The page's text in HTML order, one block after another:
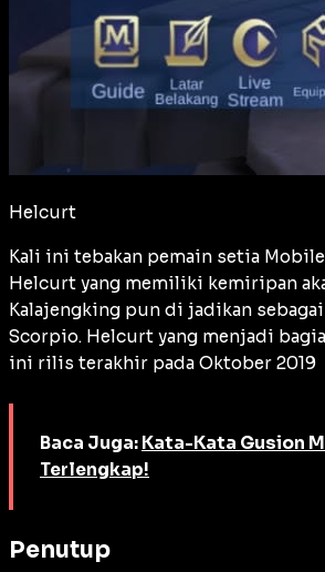
Helcurt
Kali ini tebakan pemain setia
Helcurt yang memiliki kemiripan
Kalajengking pun di jadikan
Scorpio. Helcurt yang menjadi
ini rilis terakhir pada Oktober 2019
Baca Juga: Kata-Kata Gusion
Terlengkap!
Penutup